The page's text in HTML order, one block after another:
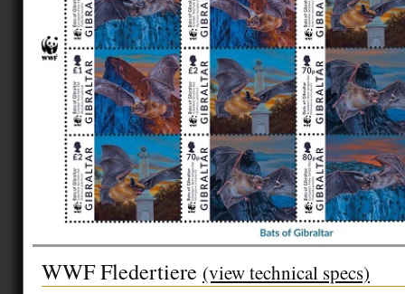
WWF Fledertiere (view technical specs)